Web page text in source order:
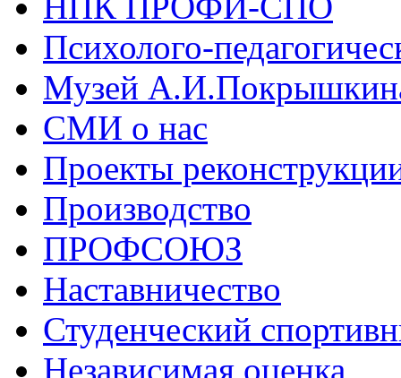
Психолого-
Музей
СМИ о нас
Проекты
Производство
ПРОФСОЮЗ
Наставничество
Студенческий
Независимая оценка